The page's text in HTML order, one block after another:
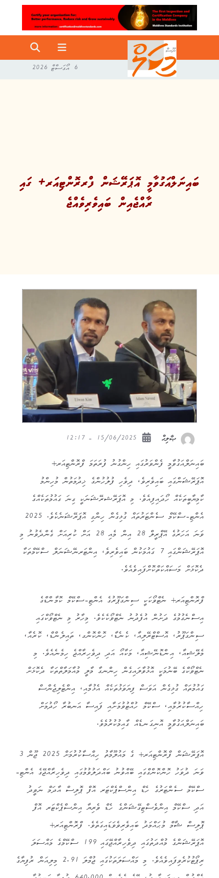
6 އޯގަސްޓް 2026
ބައިނަލްއަގުވާމީ އޮޕަރޭޝަން ފްރރޮންޓިއަރ+ ގައި
ރާއްޖެއިން ބައިވެރިވެއްޖެ
ޞާލިޙް
ބައިނަލްއަގުވާމީ ފެންވަރުގައި ހިންގުނު ފުރަތަމަ ފްރޮންޓިއަރ+
އޮޕަރޭޝަންގައި ބައިވެރިވެ، ދިވެހި ފުލުހުންގެ ޚިދުމަތުން މުހިންމު
ކާމިޔާބީތަކެއް ހޯދައިފިއެވެ. މި އޮޕަރޭޝރޭޝަނަކީ ގިނަ ގައުމުތަކެއްގެ
އެންޓި-ސްކޭމް ސެންޓަރުތައް ގުޅިގެން ހިންގި އޮޕަރޭޝަނެކެވެ. 2025
ވަނަ އަހަރުގެ އޭޕްރީލް 28 އިން މެއި 28 އަށް ކުރިއަށް ގެންދެވުނު މި
އޮޕަރޭޝަންގައި 7 ގައުމަކުން ބައިވެރިވެ، އިންޓަރނޭޝަނަލް ސްކޭމްތަކާ
ދެކޮޅަށް މަސައްކަތްކޮށްފައިވެއެވެ.
ފްރޮންޓިއަރ+ ނެޓްވޯކަކީ ސިންގަޕޫރުގެ އެންޓި-ސްކޭމް ކޮމާންޑްގެ
އިސްނެގުމުގެ ދަށުން އުފެދުނު ނެޓްވޯކެކެވެ. މިހާރު މި ނެޓްވޯކްގައި
ސިންގަޕޫރު، އޮސްޓްރޭލިއާ، ކެނެޑާ، ހޮންކޮންގ، ތައިލެންޑް، ކޮރެއާ،
މެލޭޝިއާ، އިންޑޮނޭޝިއާ، މަކާއޯ އަދި ދިވެހިރާއްޖެ ހިމެނެއެވެ. މި
ނެޓްވޯކްގެ ބޭނުމަކީ އޮޅުވާލައިގެން ހިންނގާ މާލީ މުއާމަލާތްތަކާ ދެކޮޅަށް
ގައުމުތައް ގުޅިގެން އަވަސް ފިޔަވަޅުތަކެއް އެޅުމާއި، އިންޓެލިޖެންސް
ހިއްސާކުރުމާއި، ސްކޭމް ހުއްޓުވުމަށާއި ފައިސާ އަނބުރާ ހޯދުމަށް
ބައިނަލްއަގުވާމީ އޮނިގަނޑެއް ގާއިމުކުރުމެވެ.
އޮޕަރޭޝަން ފްރޮންޓިއަރ+ ގެ މައުލޫމާތު ހިއްސާކުރުމަށް 2025 ޖޫން 3
ވަނަ ދުވަހު ހޮންކޮންގްގައި ބޭއްވުނު ބައްދަލުވުމުގައި ދިވެހިރާއްޖޭގެ އެންޓި-
ސްކޭމް ސެންޓަރުގެ ހެޑް އިންސްޕެކްޓަރ އޮފް ޕޮލިސް އާދަމް ނަވީދު
އަދި ސްކޭމް އިންވެސްޓިގޭޝަންގެ ހެޑް ވެރިޔާ އިންސްޕެކްޓަރ އޮފް
ޕޮލިސް ޝާމް މުޙައްމަދު ބައިވެރިވެވަޑައިގަތެވެ. ފްރޮންޓިއަރ+
އޮޕަރޭޝަންގެ މުއްދަތުގައި ދިވެހިރާއްޖޭގައި 199 ސްކޭމްގެ މައްސަލަ
ރިޕޯޓުކުރެވިފައިވެއެވެ. މި މައްސަލަތަކުގައި ޖުމްލަ 2.91 މިލިއަން ރުފިޔާގެ